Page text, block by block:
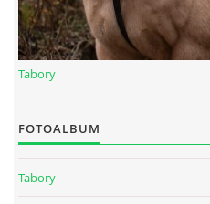
DĚKUJEME ZA PODPORU
JARNÍ BRIGÁDA 20.4 2024
PÁTEČNÍ KROUŽEK " ŠKOLA
Tabory
FOTOALBUM
Tabory